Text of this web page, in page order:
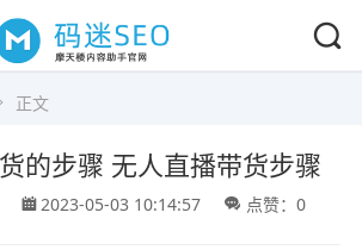
正文
的步骤 无人直播带货步骤
2023-05-03 10:14:57 点赞：0